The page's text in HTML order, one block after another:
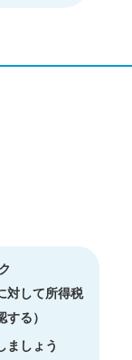
対して所得税
る）
ましょう